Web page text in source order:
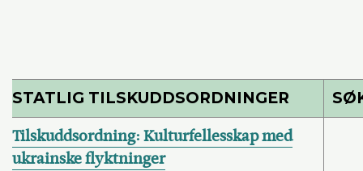
STATLIG TILSKUDDSORDNINGER
Tilskuddsordning: Kulturfellesskap med
ukrainske flyktninger